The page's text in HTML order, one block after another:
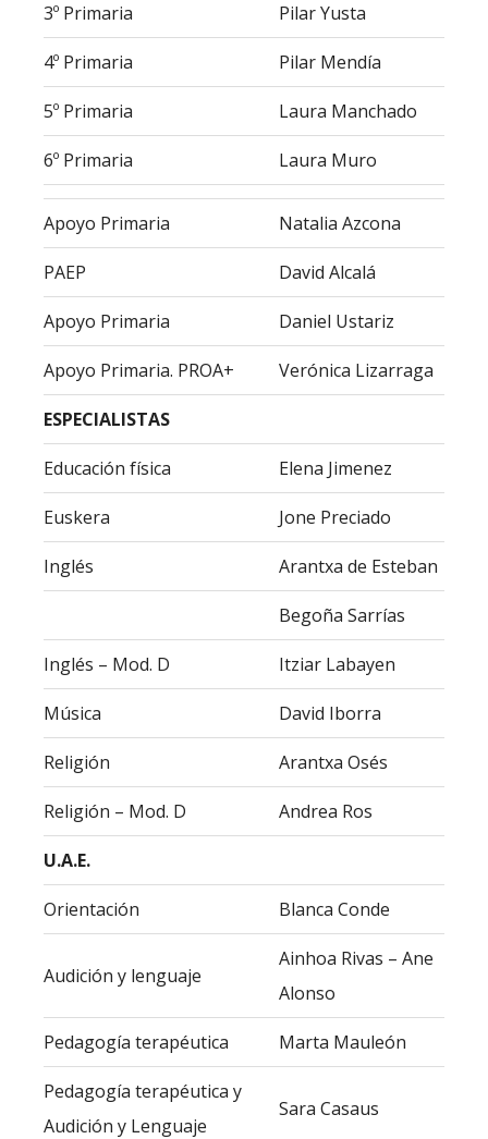
3º Primaria Pilar Yusta
4º Primaria Pilar Mendía
5º Primaria Laura Manchado
6º Primaria Laura Muro
Apoyo Primaria Natalia Azcona
PAEP David Alcalá
Apoyo Primaria Daniel Ustariz
Apoyo Primaria. PROA+ Verónica Lizarraga
ESPECIALISTAS
Educación física Elena Jimenez
Euskera Jone Preciado
Inglés Arantxa de Esteban
Begoña Sarrías
Inglés – Mod. D Itziar Labayen
Música David Iborra
Religión Arantxa Osés
Religión – Mod. D Andrea Ros
U.A.E.
Orientación Blanca Conde
Audición y lenguaje
Ainhoa Rivas – Ane
Alonso
Pedagogía terapéutica Marta Mauleón
Pedagogía terapéutica y
Audición y Lenguaje
Sara Casaus